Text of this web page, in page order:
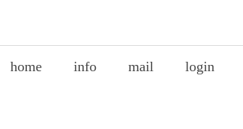
home info mail login